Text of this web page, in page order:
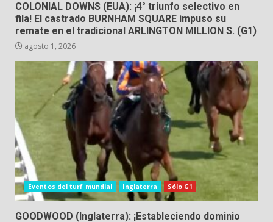
COLONIAL DOWNS (EUA): ¡4° triunfo selectivo en
fila! El castrado BURNHAM SQUARE impuso su
remate en el tradicional ARLINGTON MILLION S. (G1)
agosto 1, 2026
Eventos del turf mundial Inglaterra Sólo G1
GOODWOOD (Inglaterra): ¡Estableciendo dominio